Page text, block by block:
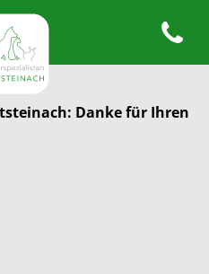
Homepage
Open
Danke für Ihren